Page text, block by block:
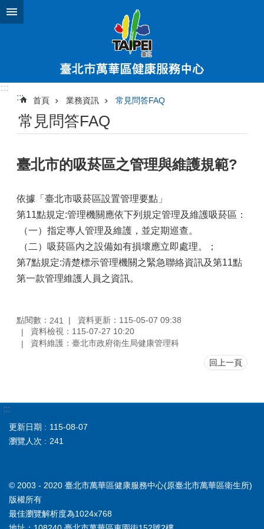
跳到主要內容區塊
:::
:::
首頁 業務資訊 常見問答FAQ
常見問答FAQ
臺北市的吸菸區之管理與維護規範?
依據「臺北市吸菸區設置管理要點」
第11點規定:管理機關應依下列規定管理及維護吸菸區：
（一）指定專人管理及維護，並定期巡查。
（二）吸菸區內之設備如有損壞應立即處理。；
第7點規定:清楚標示管理機關之緊急聯絡資訊及第11點
第一款管理維護人員之資訊。
點閱數： 241
資料更新：115-05-07 09:38
資料檢視：115-07-27 10:20
資料維護：臺北市政府衛生局健康管理科
回上一頁
:::
更新日期
115-08-07
瀏覽人次
241
© 2003 - 2020 臺北市萬華區健康服務中心(原臺北市萬華區衛生所)
版權所有
最佳瀏覽解析度為1024x768